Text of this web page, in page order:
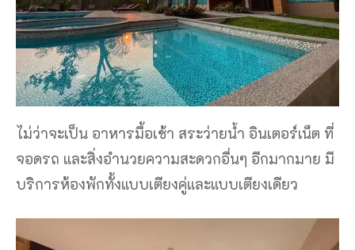
ไม่ว่าจะเป็น อาหารมื้อเช้า สระว่ายน้ำ อินเตอร์เน็ต ที่
จอดรถ และสิ่งอำนวยความสะดวกอื่นๆ อีกมากมาย มี
บริการห้องพักทั้งแบบเตียงคู่และแบบเตียงเดียว